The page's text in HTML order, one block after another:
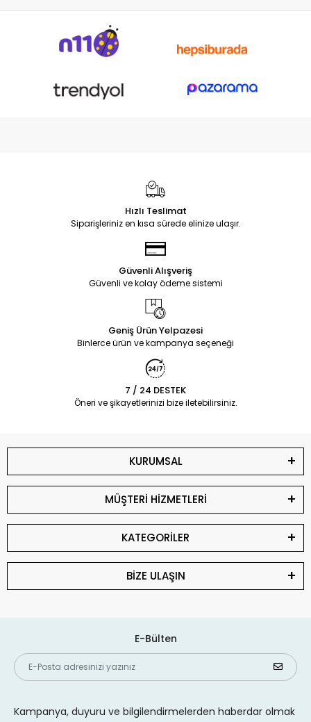
Hızlı Teslimat
Siparişleriniz en kısa sürede elinize ulaşır.
Güvenli Alışveriş
Güvenli ve kolay ödeme sistemi
Geniş Ürün Yelpazesi
Binlerce ürün ve kampanya seçeneği
7 / 24 DESTEK
Öneri ve şikayetlerinizi bize iletebilirsiniz.
KURUMSAL
MÜŞTERİ HİZMETLERİ
KATEGORİLER
BİZE ULAŞIN
E-Bülten
Kampanya, duyuru ve bilgilendirmelerden haberdar olmak